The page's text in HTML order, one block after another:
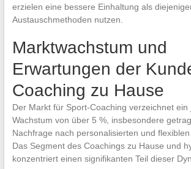
erzielen eine bessere Einhaltung als
Austauschmethoden nutzen.
Marktwachstum und
Erwartungen der
Coaching zu Hause
Der Markt für Sport-Coaching verzeichnet ein
Wachstum von über 5 %, insbesondere
Nachfrage nach personalisierten und
Das Segment des Coachings zu Hause und
konzentriert einen signifikanten Teil dieser